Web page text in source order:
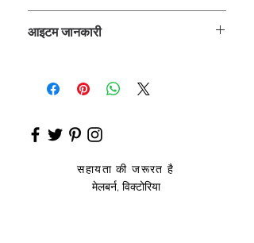
आइटम जानकारी
सहायता की जरूरत है
मेलबर्न, विक्टोरिया